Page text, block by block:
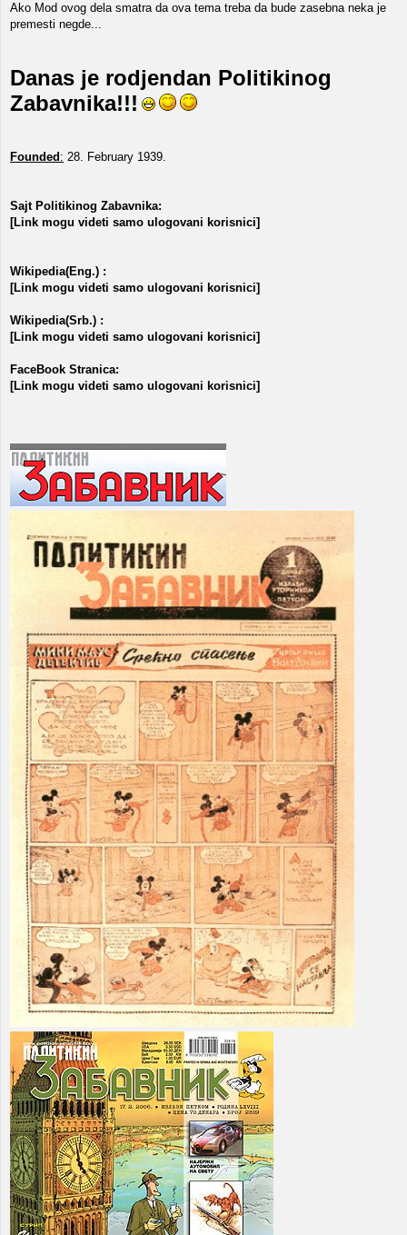
Ako Mod ovog dela smatra da ova tema treba da bude zasebna neka je
premesti negde...
Danas je rodjendan Politikinog
Zabavnika!!!
Founded : 28. February 1939.
Sajt Politikinog Zabavnika:
[Link mogu videti samo ulogovani korisnici]
Wikipedia(Eng.) :
[Link mogu videti samo ulogovani korisnici]
Wikipedia(Srb.) :
[Link mogu videti samo ulogovani korisnici]
FaceBook Stranica:
[Link mogu videti samo ulogovani korisnici]